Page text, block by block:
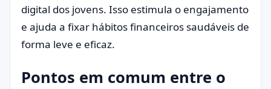
digital dos jovens. Isso estimula o engajamento
e ajuda a fixar hábitos financeiros saudáveis de
forma leve e eficaz.
Pontos em comum entre o